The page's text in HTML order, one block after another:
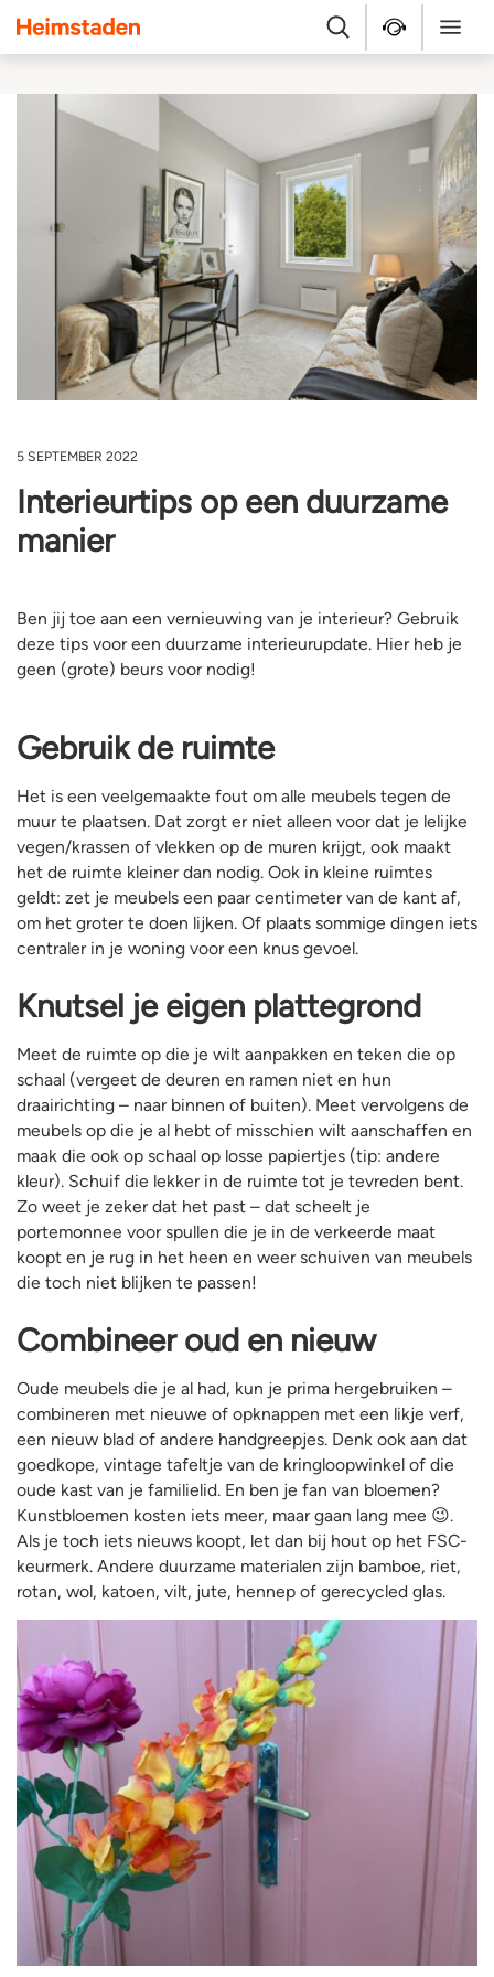
Heimstaden
Zoek Service &Menu
5 SEPTEMBER 2022
Interieurtips op een duurzame
manier
Ben jij toe aan een vernieuwing van je interieur? Gebruik
deze tips voor een duurzame interieurupdate. Hier heb je
geen (grote) beurs voor nodig!
Gebruik de ruimte
Het is een veelgemaakte fout om alle meubels tegen de
muur te plaatsen. Dat zorgt er niet alleen voor dat je lelijke
vegen/krassen of vlekken op de muren krijgt, ook maakt
het de ruimte kleiner dan nodig. Ook in kleine ruimtes
geldt: zet je meubels een paar centimeter van de kant af,
om het groter te doen lijken. Of plaats sommige dingen iets
centraler in je woning voor een knus gevoel.
Knutsel je eigen plattegrond
Meet de ruimte op die je wilt aanpakken en teken die op
schaal (vergeet de deuren en ramen niet en hun
draairichting – naar binnen of buiten). Meet vervolgens de
meubels op die je al hebt of misschien wilt aanschaffen en
maak die ook op schaal op losse papiertjes (tip: andere
kleur). Schuif die lekker in de ruimte tot je tevreden bent.
Zo weet je zeker dat het past – dat scheelt je
portemonnee voor spullen die je in de verkeerde maat
koopt en je rug in het heen en weer schuiven van meubels
die toch niet blijken te passen!
Combineer oud en nieuw
Oude meubels die je al had, kun je prima hergebruiken –
combineren met nieuwe of opknappen met een likje verf,
een nieuw blad of andere handgreepjes. Denk ook aan dat
goedkope, vintage tafeltje van de kringloopwinkel of die
oude kast van je familielid. En ben je fan van bloemen?
Kunstbloemen kosten iets meer, maar gaan lang mee 😉.
Als je toch iets nieuws koopt, let dan bij hout op het FSC-
keurmerk. Andere duurzame materialen zijn bamboe, riet,
rotan, wol, katoen, vilt, jute, hennep of gerecycled glas.